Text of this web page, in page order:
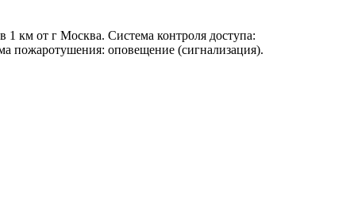
км от г Москва. Система контроля доступа:
пожаротушения: оповещение (сигнализация).